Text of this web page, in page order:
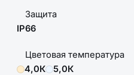
Защита
IP66
Цветовая температура
4,0К
5,0К